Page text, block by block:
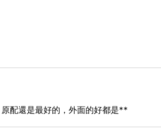
配還是最好的，外面的好都是**